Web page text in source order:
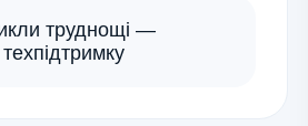
труднощі —